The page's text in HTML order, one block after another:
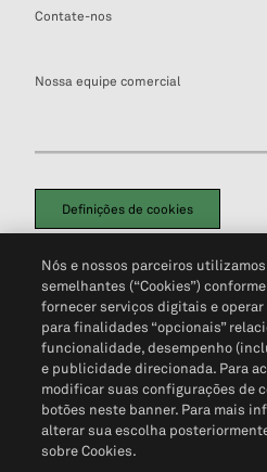
Contate-nos
Nossa equipe comercial
Definições de cookies
Política de PrivacidadePortal de
Não Venda Minhas Informações
Nós e nossos parceiros
semelhantes (“Cookies”)
fornecer serviços digitais e operar
para finalidades “opcionais”
funcionalidade, desempenho
e publicidade direcionada. Para
modificar suas configurações de
botões neste banner. Para mais
alterar sua escolha
sobre Cookies.